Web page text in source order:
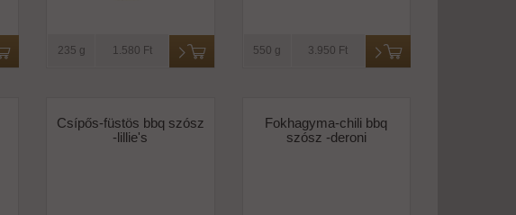
235 g 1.580 Ft 550 g 3.950 Ft
Csípős-füstös bbq szósz
-lillie's
Fokhagyma-chili bbq
szósz -deroni